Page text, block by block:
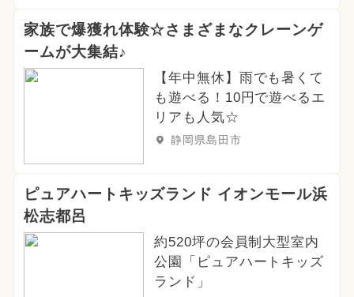
家族で爆獲れ体験☆さまざまなクレーンゲ
ームが大集結♪
【年中無休】雨でも暑くて
も遊べる！10円で遊べるエ
リアも人気☆
静岡県島田市
ピュアハートキッズランド イオンモール浜
松志都呂
約520坪の会員制大型室内
公園「ピュアハートキッズ
ランド」